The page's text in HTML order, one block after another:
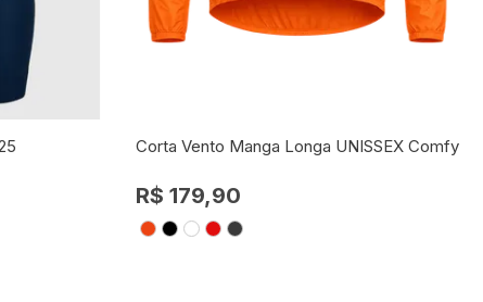
Corta Vento Manga Longa UNISSEX Comfy
R$ 179,90